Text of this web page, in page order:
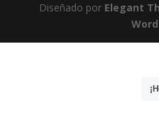
Diseñado por Elegant